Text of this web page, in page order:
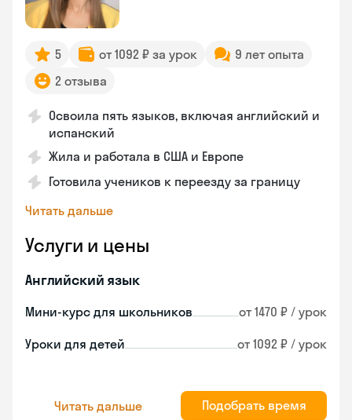
5 от 1092 ₽ за урок
9 лет опыта
2 отзыва
Освоила пять языков, включая английский и
испанский
Жила и работала в США и Европе
Готовила учеников к переезду за границу
Читать дальше
Услуги и цены
Английский язык
Мини-курс для школьников от 1470 ₽ / урок
Уроки для детей от 1092 ₽ / урок
Читать дальше Подобрать время